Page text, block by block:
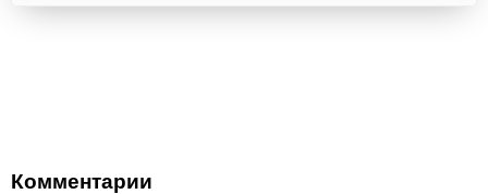
Комментарии